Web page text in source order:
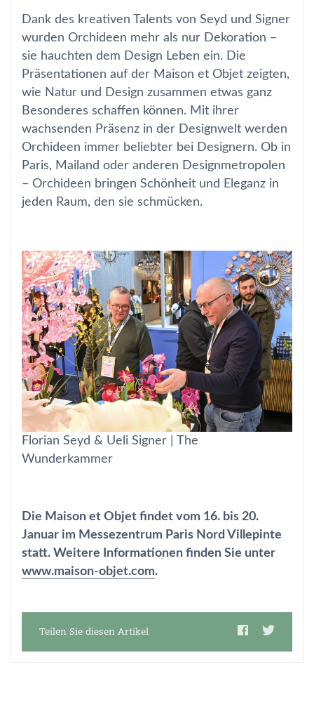
Dank des kreativen Talents von Seyd und Signer
wurden Orchideen mehr als nur Dekoration –
sie hauchten dem Design Leben ein. Die
Präsentationen auf der Maison et Objet zeigten,
wie Natur und Design zusammen etwas ganz
Besonderes schaffen können. Mit ihrer
wachsenden Präsenz in der Designwelt werden
Orchideen immer beliebter bei Designern. Ob in
Paris, Mailand oder anderen Designmetropolen
– Orchideen bringen Schönheit und Eleganz in
jeden Raum, den sie schmücken.
Florian Seyd & Ueli Signer | The
Wunderkammer
Die Maison et Objet findet vom 16. bis 20.
Januar im Messezentrum Paris Nord Villepinte
statt. Weitere Informationen finden Sie unter
www.maison-objet.com.
Teilen Sie diesen Artikel